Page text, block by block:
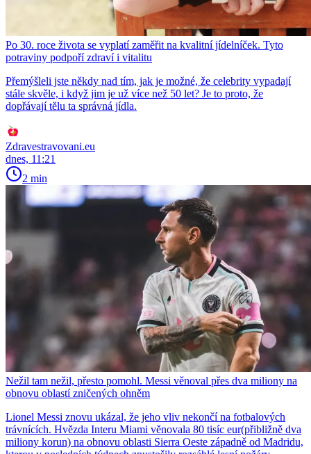
Po 30. roce života se vyplatí zaměřit na kvalitní jídelníček. Tyto
potraviny podpoří zdraví i vitalitu
Přemýšleli jste někdy nad tím, jak je možné, že celebrity vypadají
stále skvěle, i když jim je už více než 50 let? Je to proto, že
dopřávají tělu ta správná jídla.
Zdravestravovani.eu
dnes, 11:21
2 min
Nežil tam nežil, přesto pomohl. Messi věnoval přes dva miliony na
obnovu oblastí zničených ohněm
Lionel Messi znovu ukázal, že jeho vliv nekončí na fotbalových
trávnících. Hvězda Interu Miami věnovala 80 tisíc eur(přibližně dva
miliony korun) na obnovu oblasti Sierra Oeste západně od Madridu,